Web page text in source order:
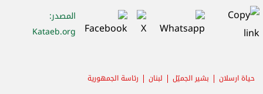
المصدر:
Kataeb.org
حياة ارسلان بشير الجميّل لبنان رئاسة الجمهورية